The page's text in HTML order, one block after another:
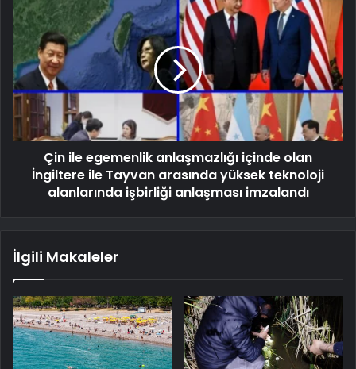
Çin ile egemenlik anlaşmazlığı içinde olan
İngiltere ile Tayvan arasında yüksek teknoloji
alanlarında işbirliği anlaşması imzalandı
İlgili Makaleler